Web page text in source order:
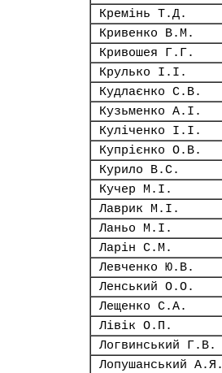
Кремінь Т.Д.
Кривенко В.М.
Кривошея Г.Г.
Крулько І.І.
Кудлаєнко С.В.
Кузьменко А.І.
Куліченко І.І.
Купрієнко О.В.
Курило В.С.
Кучер М.І.
Лаврик М.І.
Ланьо М.І.
Ларін С.М.
Левченко Ю.В.
Ленський О.О.
Лещенко С.А.
Лівік О.П.
Логвинський Г.В.
Лопушанський А.Я.